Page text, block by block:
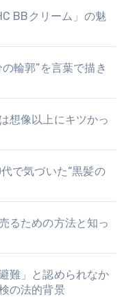
BBクリーム」の魅
輪郭”を言葉で描き
想像以上にキツかっ
で気づいた“黒髪の
るための方法と知っ
難」と認められなか
の法的背景